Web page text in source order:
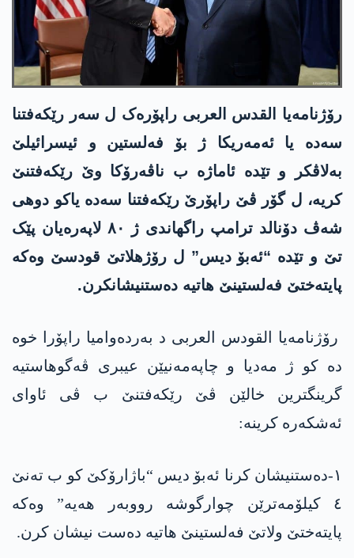
رۆژنامەیا القدس العربی راپۆرەک ل سەر رێکەفتنا
سەدە یا ئەمەریکا ژ بۆ فەلستین و ئیسرائیلێ
بەلاڤکر و تێدە ئاماژە ب ناڤەرۆکا وێ رێکەفتنێ
کریە، ل گۆر ڤێ راپۆرێ رێکەفتنا سەدە یاکو دوهی
شەڤ دۆنالد ترامپ راگهاندی ژ ٨٠ لاپەرەیان پێک
تێ و تێدە “ئەبۆ دیس” ل رۆژهلاتێ قودسێ وەکە
پایتەختێ فەلستینێ هاتیە دەستنیشانکرن.
رۆژنامەیا القودس العربی د بەردەوامیا راپۆرا خوە
دە کو ژ مەدیا و چاپەمەنیێن عیبری ڤەگوهاستیە
گرینگترین خالێن ڤێ رێکەفتنێ ب ڤی ئاوای
ئەشکەرە کرینە:
١-دەستنیشان کرنا ئەبۆ دیس “باژارۆکێ کو ب تەنێ
٤ کیلۆمەترێن چوارگوشە رووبەر هەیە” وەکە
پایتەختێ ولاتێ فەلستینێ هاتیە دەست نیشان کرن.